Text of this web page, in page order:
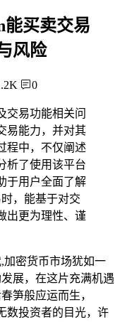
能买卖交易
风险
0
交易功能相关问
易能力，并对其
程中，不仅阐述
析了使用该平台
于用户全面了解
，能基于对交
出更为理性、谨
加密货币市场犹如一
展，在这片充满机遇
笋般应运而生，
数投资者的目光，许